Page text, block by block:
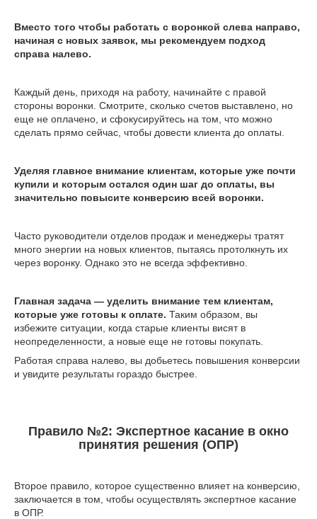
Вместо того чтобы работать с воронкой слева направо,
начиная с новых заявок, мы рекомендуем подход
справа налево.
Каждый день, приходя на работу, начинайте с правой
стороны воронки. Смотрите, сколько счетов выставлено, но
еще не оплачено, и сфокусируйтесь на том, что можно
сделать прямо сейчас, чтобы довести клиента до оплаты.
Уделяя главное внимание клиентам, которые уже почти
купили и которым остался один шаг до оплаты, вы
значительно повысите конверсию всей воронки.
Часто руководители отделов продаж и менеджеры тратят
много энергии на новых клиентов, пытаясь протолкнуть их
через воронку. Однако это не всегда эффективно.
Главная задача — уделить внимание тем клиентам,
которые уже готовы к оплате. Таким образом, вы
избежите ситуации, когда старые клиенты висят в
неопределенности, а новые еще не готовы покупать.
Работая справа налево, вы добьетесь повышения конверсии
и увидите результаты гораздо быстрее.
Правило №2: Экспертное касание в окно
принятия решения (ОПР)
Второе правило, которое существенно влияет на конверсию,
заключается в том, чтобы осуществлять экспертное касание
в ОПР.